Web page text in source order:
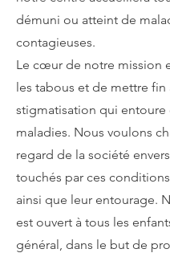
démuni ou atteint de
contagieuses.
Le cœur de notre mission
les tabous et de mettre fin
stigmatisation qui entoure
maladies. Nous voulons
regard de la société
touchés par ces
ainsi que leur entourage.
est ouvert à tous les
général, dans le but de